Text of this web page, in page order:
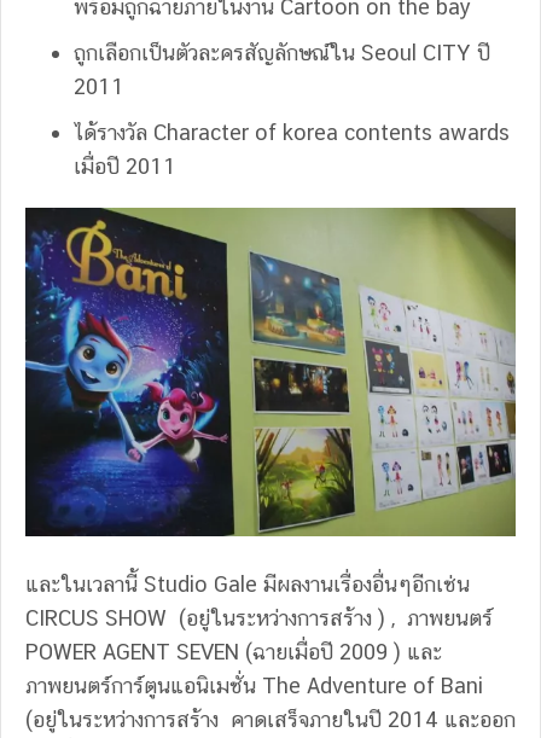
พร้อมถูกฉายภายในงาน Cartoon on the bay
ถูกเลือกเป็นตัวละครสัญลักษณ์ใน Seoul CITY ปี
2011
ได้รางวัล Character of korea contents awards
เมื่อปี 2011
และในเวลานี้ Studio Gale มีผลงานเรื่องอื่นๆอีกเช่น
CIRCUS SHOW (อยู่ในระหว่างการสร้าง ) , ภาพยนตร์
POWER AGENT SEVEN (ฉายเมื่อปี 2009 ) และ
ภาพยนตร์การ์ตูนแอนิเมชั่น The Adventure of Bani
(อยู่ในระหว่างการสร้าง คาดเสร็จภายในปี 2014 และออก